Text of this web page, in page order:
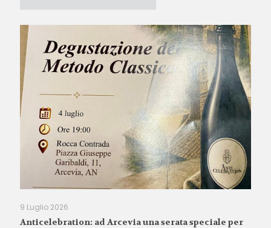
9 Luglio 2026
Anticelebration: ad Arcevia una serata speciale per